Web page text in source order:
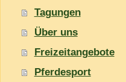
Tagungen
Über uns
Freizeitangebote
Pferdesport